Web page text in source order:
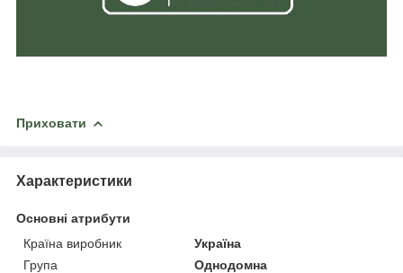
Приховати
Характеристики
Основні атрибути
Країна виробник
Україна
Група
Однодомна